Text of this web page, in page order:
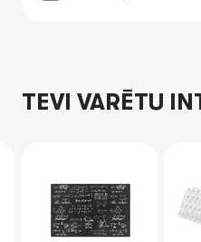
TEVI VARĒTU